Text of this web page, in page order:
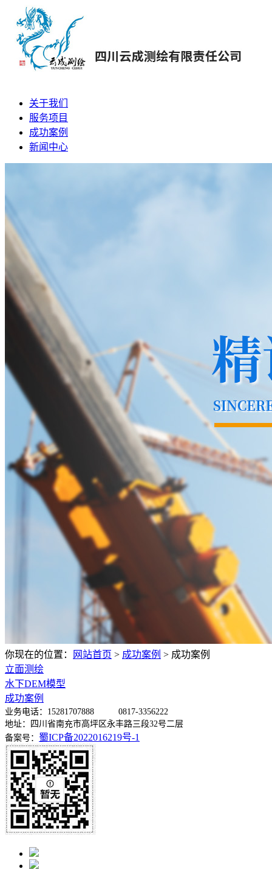
关于我们
服务项目
成功案例
新闻中心
你现在的位置： 网站首页 > 成功案例 > 成功案例
立面测绘
水下DEM模型
成功案例
业务电话：15281707888 0817-3356222
地址：
四川省南充市高坪区永丰路三段32号二层
备案号： 蜀ICP备2022016219号-1